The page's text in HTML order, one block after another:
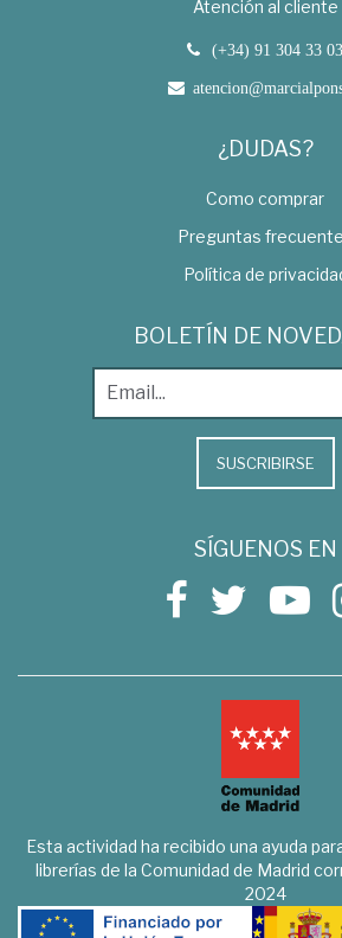
Atención al cliente
(+34) 91 304 33 03
¿DUDAS?
Como comprar
Preguntas
Política de
BOLETÍN DE
SUSCRIBIRSE
SÍGUENOS EN
Esta actividad ha recibido una ayuda
librerías de la Comunidad de Madrid
2024